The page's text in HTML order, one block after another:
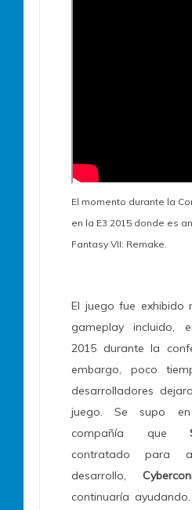
El momento durante la
en la E3 2015 donde es
Fantasy VII: Remake.
El juego fue exhibido
gameplay incluido,
2015 durante la
embargo, poco
desarrolladores
juego. Se supo
compañía que
contratado para
desarrollo,
continuaría